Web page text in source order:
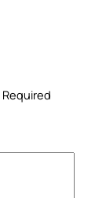
Required